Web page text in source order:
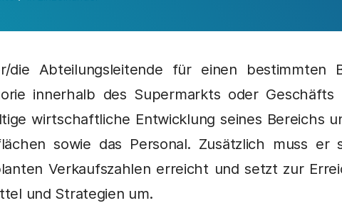
die Abteilungsleitende für einen bestimmten
innerhalb des Supermarkts oder
wirtschaftliche Entwicklung seines Bereichs
sowie das Personal. Zusätzlich muss er
Verkaufszahlen erreicht und setzt zur
und Strategien um.